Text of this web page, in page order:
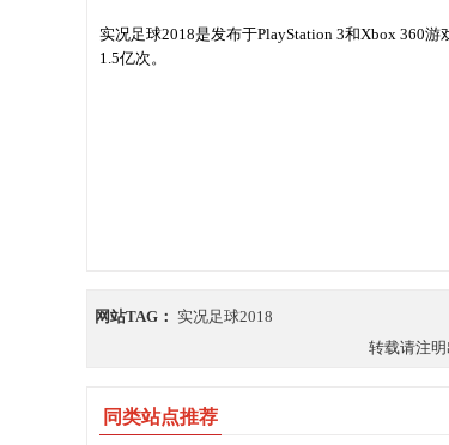
实况足球2018是发布于PlayStation 3和Xbox 360
1.5亿次。
网站TAG： 实况足球2018
转载请注
同类站点推荐